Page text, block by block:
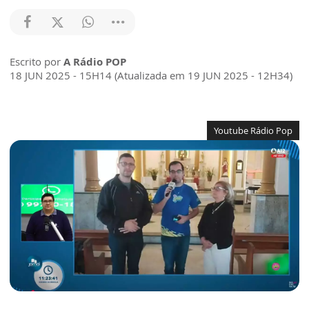
Escrito por A Rádio POP
18 JUN 2025 - 15H14 (Atualizada em 19 JUN 2025 - 12H34)
Youtube Rádio Pop